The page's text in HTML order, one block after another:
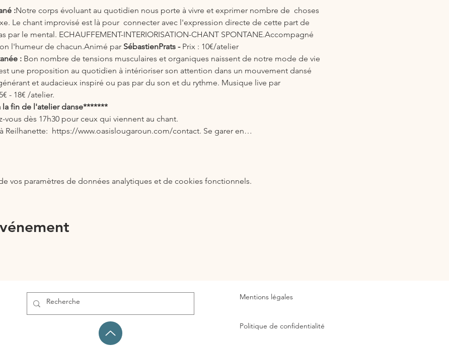
:Notre corps évoluant au quotidien nous porte à vivre et exprimer nombre de  choses
Le chant improvisé est là pour  connecter avec l'expression directe de cette part de
par le mental. ECHAUFFEMENT-INTERIORISATION-CHANT SPONTANE.Accompagné
l'humeur de chacun.Animé par SébastienPrats - Prix : 10€/atelier
: Bon nombre de tensions musculaires et organiques naissent de notre mode de vie
une proposition au quotidien à intérioriser son attention dans un mouvement dansé
et audacieux inspiré ou pas par du son et du rythme. Musique live par
- 18€ /atelier.
fin de l'atelier danse*******
vous dès 17h30 pour ceux qui viennent au chant.
Reilhanette:  https://www.oasislougaroun.com/contact. Se garer en…
vos paramètres de données analytiques et de cookies fonctionnels.
Mentions légales
Politique de confidentialité